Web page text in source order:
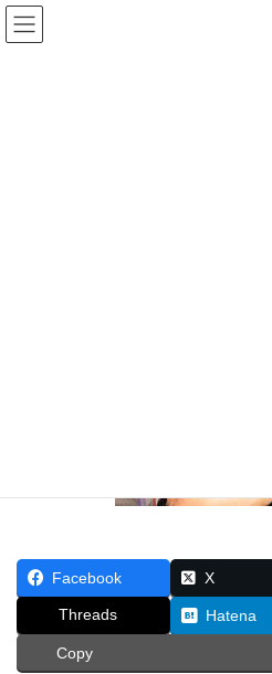
Facebook X
Threads Hatena
Copy